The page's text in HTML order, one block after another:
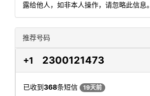
露给他人，如非本人操作，请忽略此信息。
推荐号码
+1 2300121473
已收到368条短信 19天前